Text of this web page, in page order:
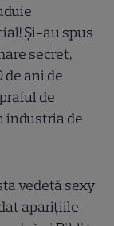
Și-au spus
secret,
de ani de
de
industria de
vedetă sexy
aparițiile